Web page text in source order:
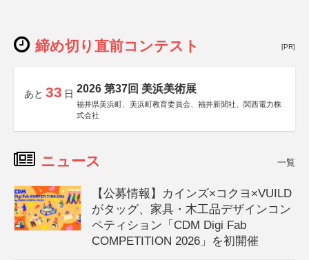
締め切り直前コンテスト [PR]
あと 33 日 2026 第37回 美浜美術展
福井県美浜町、美浜町教育委員会、福井新聞社、関西電力株
式会社
ニュース 一覧
【公募情報】カインズ×コクヨ×VUILD
がタッグ、家具・木工品デザインコン
ペティション「CDM Digi Fab
COMPETITION 2026」を初開催